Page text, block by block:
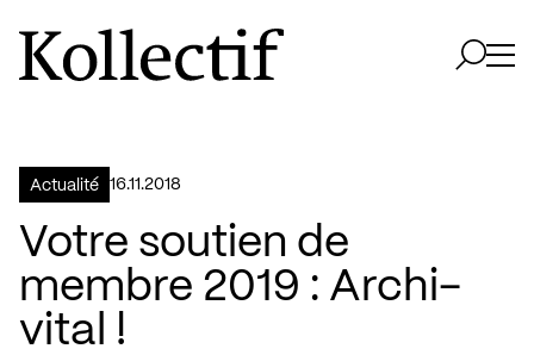
Aller à la page d'accueil
Logo Kollectif
Actualité 16.11.2018
Votre soutien de
membre 2019 : Archi-
vital !